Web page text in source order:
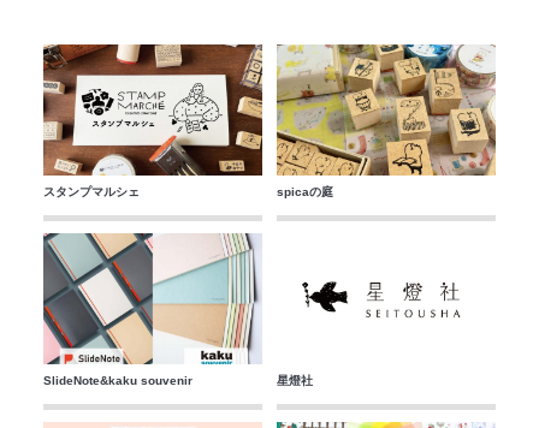
スタンプマルシェ spicaの庭
SlideNote&kaku souvenir 星燈社